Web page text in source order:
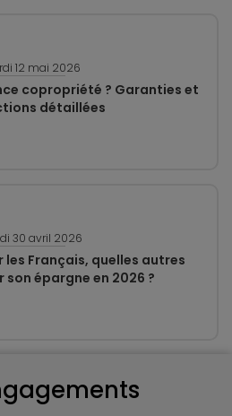
12 mai 2026
copropriété ? Garanties et
détaillées
30 avril 2026
les Français, quelles autres
épargne en 2026 ?